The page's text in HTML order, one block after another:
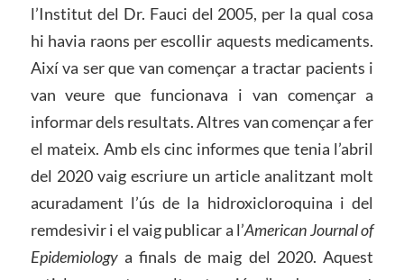
l’Institut del Dr. Fauci del 2005, per la qual cosa
hi havia raons per escollir aquests medicaments.
Així va ser que van començar a tractar pacients i
van veure que funcionava i van començar a
informar dels resultats. Altres van començar a fer
el mateix. Amb els cinc informes que tenia l’abril
del 2020 vaig escriure un article analitzant molt
acuradament l’ús de la hidroxicloroquina i del
remdesivir i el vaig publicar a l’American Journal of
Epidemiology a finals de maig del 2020. Aquest